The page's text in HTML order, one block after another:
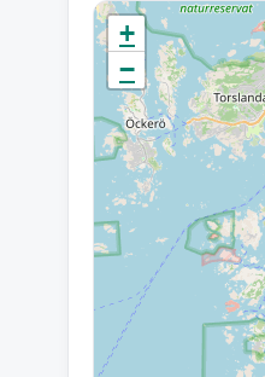
Initierar karta…
+
−